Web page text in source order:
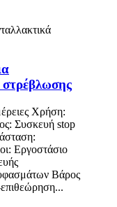
Χρήση:
Συσκευή stop
Εργοστάσιο
Βάρος